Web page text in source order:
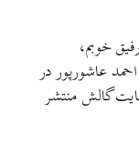
خوبم،
عاشورپور در
گالش منتشر
نسبت به